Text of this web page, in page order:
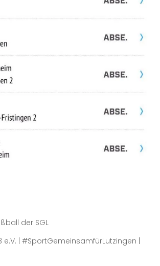
der SGL
e.V. | #SportGemeinsamfürLutzingen |